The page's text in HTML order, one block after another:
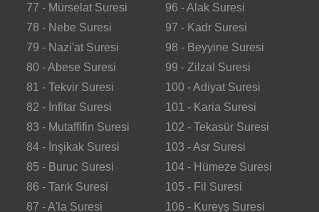
77 - Mürselat Suresi
78 - Nebe Suresi
79 - Nazi'at Suresi
80 - Abese Suresi
81 - Tekvir Suresi
82 - İnfitar Suresi
83 - Mutaffifin Suresi
84 - İnşikak Suresi
85 - Buruc Suresi
86 - Tarık Suresi
87 - A'la Suresi
96 - Alak Suresi
97 - Kadr Suresi
98 - Beyyine Suresi
99 - Zilzal Suresi
100 - Adiyat Suresi
101 - Karia Suresi
102 - Tekasür Suresi
103 - Asr Suresi
104 - Hümeze Suresi
105 - Fil Suresi
106 - Kureyş Suresi